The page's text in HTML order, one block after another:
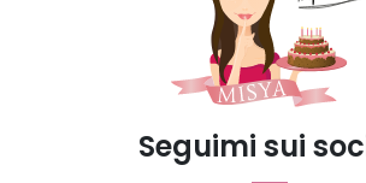
Seguimi sui